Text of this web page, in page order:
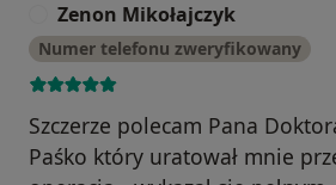
Zenon Mikołajczyk
Numer telefonu zweryfikowany
Szczerze polecam Pana
Paśko który uratował mnie